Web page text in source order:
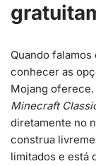
Quando falamos
conhecer as
Mojang
Minecraft
diretamente no
construa
limitados e está